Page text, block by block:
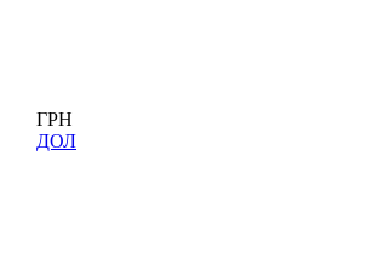
ГРН
ДОЛ